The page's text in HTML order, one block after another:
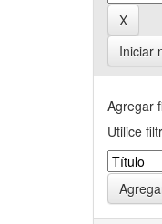
Iniciar
Agregar
Utilice